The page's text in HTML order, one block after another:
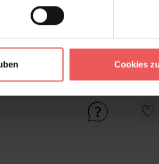
Cookies
Material: